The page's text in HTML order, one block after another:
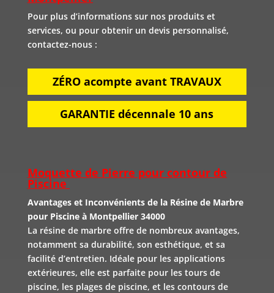
Pour plus d’informations sur nos produits et
services, ou pour obtenir un devis personnalisé,
contactez-nous :
ZÉRO acompte avant TRAVAUX
GARANTIE décennale 10 ans
Moquette de Pierre pour contour de
Piscine
Avantages et Inconvénients de la Résine de Marbre
pour Piscine à Montpellier 34000
La résine de marbre offre de nombreux avantages,
notamment sa durabilité, son esthétique, et sa
facilité d’entretien. Idéale pour les applications
extérieures, elle est parfaite pour les tours de
piscine, les plages de piscine, et les contours de